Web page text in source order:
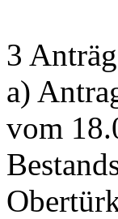
3
a)
vom